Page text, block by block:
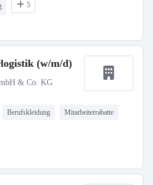
5
(w/m/d)
& Co. KG
Berufskleidung Mitarbeiterrabatte